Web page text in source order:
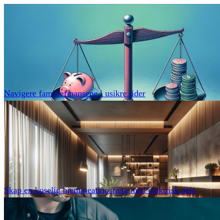
Navigere familiefinansene i usikre tider
Skap en koselig hjemmeatmosfære med elektrisk peis